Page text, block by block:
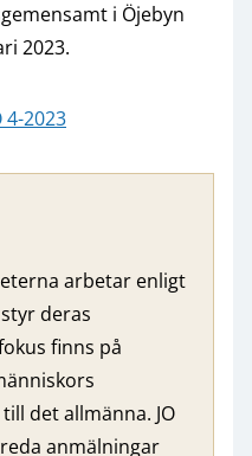
i Öjebyn
2023.
2023
arbetar enligt
deras
finns på
det allmänna. JO
anmälningar